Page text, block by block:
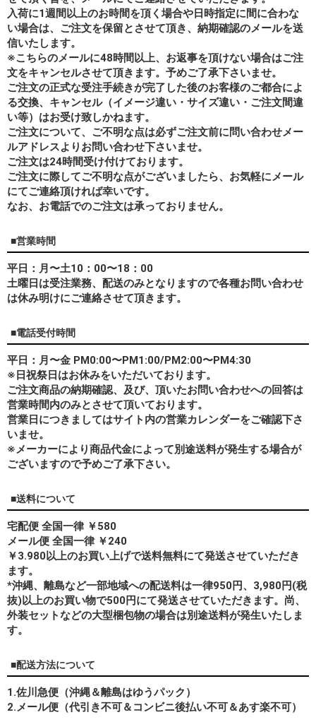
入荷に1週間以上のお時間を頂く場合や日時指定に間に合わな
い場合は、ご注文を保留とさせて頂き、納期確認のメールを送
信いたします。
※こちらのメールに48時間以上、お返事を頂けない場合はご注
文をキャンセルさせて頂きます。予めご了承下さいませ。
ご注文の正式な受注手続きが完了した後のお客様のご都合によ
る交換、キャンセル（イメージ違い・サイズ違い・ご注文間違
い等）はお受け致しかねます。
ご注文について、ご不明な点は必ずご注文前に問い合わせメー
ルアドレスよりお問い合わせ下さいませ。
ご注文は24時間受け付けております。
ご注文に際してご不明な点がございましたら、お気軽にメール
にてご連絡頂ければ幸いです。
なお、 お電話でのご注文は承っておりません。
■営業時間
平日：月〜土10：00〜18：00
土曜日は受注業務、配送のみとなりますので各種お問い合わせ
は休み明けにご連絡させて頂きます。
■電話受付時間
平日：月〜金 PM0:00〜PM1:00/PM2:00〜PM4:30
※日祝祭日はお休みをいただいております。
ご注文商品の納期確認、及び、頂いたお問い合わせへの回答は
営業時間内のみとさせて頂いております。
営業日につきましてはサイト内の営業カレンダーをご確認下さ
いませ。
※メーカーにより商品代金によって別途送料が発生する場合が
ございますので予めご了承下さい。
■送料について
宅配便 全国一律 ￥580
メール便 全国一律 ￥240
￥3.980以上のお買い上げで送料無料にて発送させていただき
ます。
*沖縄、離島など一部地域への配送料は一律950円、3,980円(税
抜)以上のお買い物で500円にて発送させていただきます。尚、
外装セットなどの大型梱包物の場合は別途送料が発生いたしま
す。
■配送方法について
1.佐川急便（沖縄＆離島はゆうパック）
2.メール便（代引き不可＆コンビニ後払い不可＆あす楽不可）